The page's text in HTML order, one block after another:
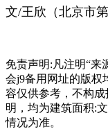
文/王欣（北京市
免责声明:凡注明“来
会j9备用网址的版权
容仅供参考，不构
明，均为建筑面积:
情况为准。